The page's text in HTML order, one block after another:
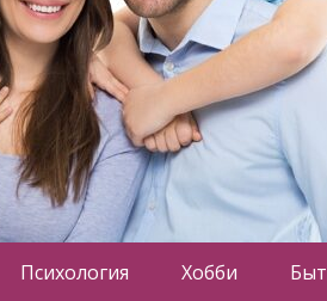
Психология Хобби Быт